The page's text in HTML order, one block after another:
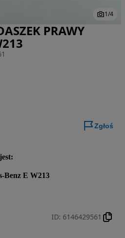
1/4
PRAWY
Zgłoś
Benz E W213
ID: 6146429561